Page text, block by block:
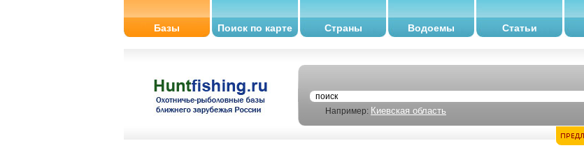
Базы Поиск по карте Страны Водоемы Статьи
Например: Киевская область